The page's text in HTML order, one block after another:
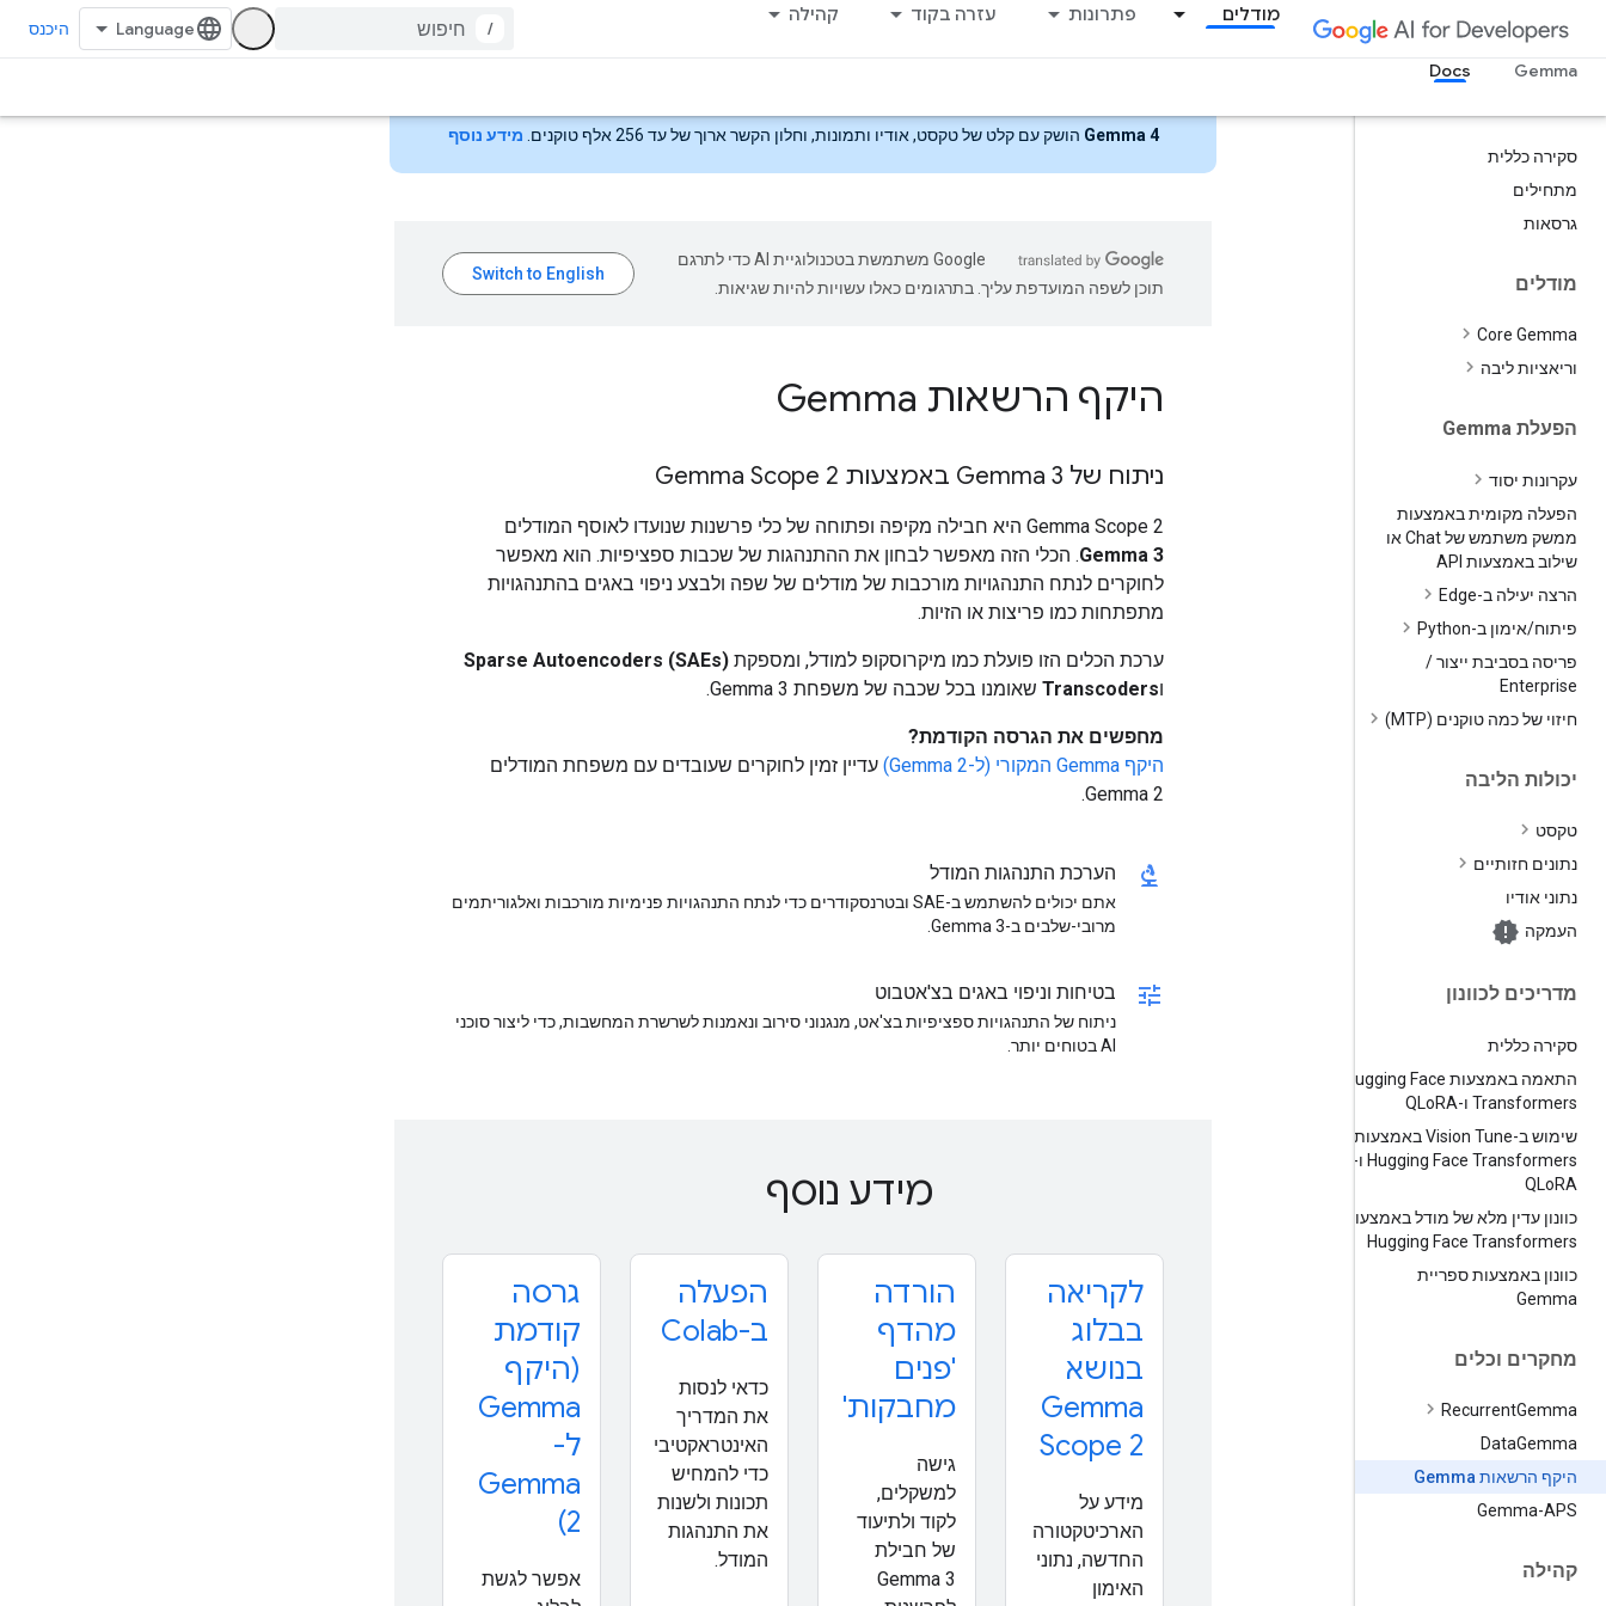
מודלים פתרונות עזרה בקוד קהילה
/ היכנס
Docs
סקירה כללית
מתחילים
גרסאות
מודלים
Core Gemma
וריאציות ליבה
הפעלת Gemma
עקרונות יסוד
הפעלה מקומית באמצעות
ממשק משתמש של Chat או
שילוב באמצעות API
הרצה יעילה ב-Edge
פיתוח/אימון ב-Python
פריסה בסביבת ייצור/
Enterprise
חיזוי של כמה טוקנים (MTP)
יכולות הליבה
טקסט
נתונים חזותיים
נתוני אודיו
העמקה
מדריכים לכוונון
סקירה כללית
התאמה באמצעות Hugging Face
Transformers ו-QLo
RA
שימוש ב-Vision Tune באמצעות
Hugging Face Transformers ו-
QLoRA
כוונון עדין מלא של מודל באמצעות
Hugging Face Transformers
כוונון באמצעות ספריית
Gemma
מחקרים וכלים
RecurrentGemma
DataGemma
היקף הרשאות Gemma
Gemma-APS
קהילה
Gemma 4 הושק עם קלט של טקסט, אודיו ותמונות, וחלון הקשר ארוך של עד 256 אלף טוקנים. מידע נוסף
‫Google משתמשת בטכנולוגיית AI כדי לתרגם
תוכן לשפה המועדפת עליך. בתרגומים כאלו עשויות להיות שגיאות.
היקף הרשאות Gemma
ניתוח של Gemma 3 באמצעות Gemma Scope 2
‫Gemma Scope 2 היא חבילה מקיפה ופתוחה של כלי פרשנות שנועדו לאוסף המודלים
Gemma 3. הכלי הזה מאפשר לבחון את ההתנהגות של שכבות ספציפיות. הוא מאפשר
לחוקרים לנתח התנהגויות מורכבות של מודלים של שפה ולבצע ניפוי באגים בהתנהגויות
מתפתחות כמו פריצות או הזיות.
ערכת הכלים הזו פועלת כמו מיקרוסקופ למודל, ומספקת Sparse Autoencoders (SAEs)
וTranscoders שאומנו בכל שכבה של משפחת Gemma 3.
מחפשים את הגרסה הקודמת?
היקף Gemma המקורי (ל-Gemma 2)
עדיין זמין לחוקרים שעובדים עם משפחת המודלים
Gemma 2.
biotech הערכת התנהגות המודל
אתם יכולים להשתמש ב-SAE ובטרנסקודרים כדי לנתח התנהגויות פנימיות מורכבות ואלגוריתמים
מרובי-שלבים ב-Gemma 3.
tune בטיחות וניפוי באגים בצ'אטבוט
ניתוח של התנהגויות ספציפיות בצ'אט, מנגנוני סירוב ונאמנות לשרשרת המחשבות, כדי ליצור סוכני
AI בטוחים יותר.
מידע נוסף
לקריאה
בבלוג
בנושא
Gemma
Scope 2
מידע על
הארכיטקטורה
החדשה, נתוני
האימון
הורדה
מהדף
'פנים
מחבקות'
גישה
למשקלים,
לקוד ולתיעוד
של חבילת
Gemma 3
הפעלה
ב-Colab
כדאי לנסות
את המדריך
האינטראקטיבי
כדי להמחיש
תכונות ולשנות
את התנהגות
המודל.
גרסה
קודמת
(היקף
Gemma
ל-
Gemma
2)
אפשר לגשת